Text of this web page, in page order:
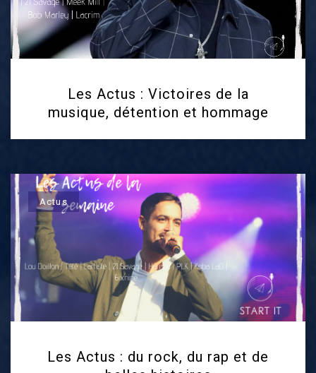
Les Actus : Victoires de la
musique, détention et hommage
Actus
Les Actus : du rock, du rap et de